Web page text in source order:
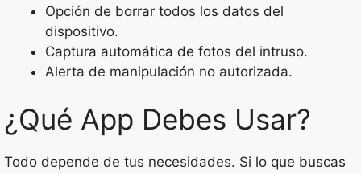
Opción de borrar todos los datos del
dispositivo.
Captura automática de fotos del intruso.
Alerta de manipulación no autorizada.
¿Qué App Debes Usar?
Todo depende de tus necesidades. Si lo que buscas